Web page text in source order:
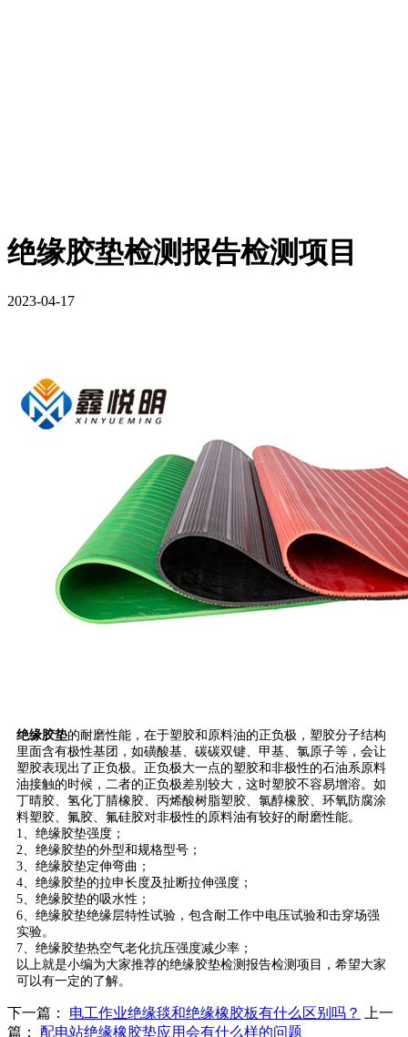
绝缘胶垫检测报告检测项目
2023-04-17
绝缘胶垫的耐磨性能，在于塑胶和原料油的正负极，塑胶分子结构
里面含有极性基团，如磺酸基、碳碳双键、甲基、氯原子等，会让
塑胶表现出了正负极。正负极大一点的塑胶和非极性的石油系原料
油接触的时候，二者的正负极差别较大，这时塑胶不容易增溶。如
丁晴胶、氢化丁腈橡胶、丙烯酸树脂塑胶、氯醇橡胶、环氧防腐涂
料塑胶、氟胶、氟硅胶对非极性的原料油有较好的耐磨性能。
1、绝缘胶垫强度；
2、绝缘胶垫的外型和规格型号；
3、绝缘胶垫定伸弯曲；
4、绝缘胶垫的拉申长度及扯断拉伸强度；
5、绝缘胶垫的吸水性；
6、绝缘胶垫绝缘层特性试验，包含耐工作中电压试验和击穿场强
实验。
7、绝缘胶垫热空气老化抗压强度减少率；
以上就是小编为大家推荐的绝缘胶垫检测报告检测项目，希望大家
可以有一定的了解。
下一篇： 电工作业绝缘毯和绝缘橡胶板有什么区别吗？
上一
篇： 配电站绝缘橡胶垫应用会有什么样的问题